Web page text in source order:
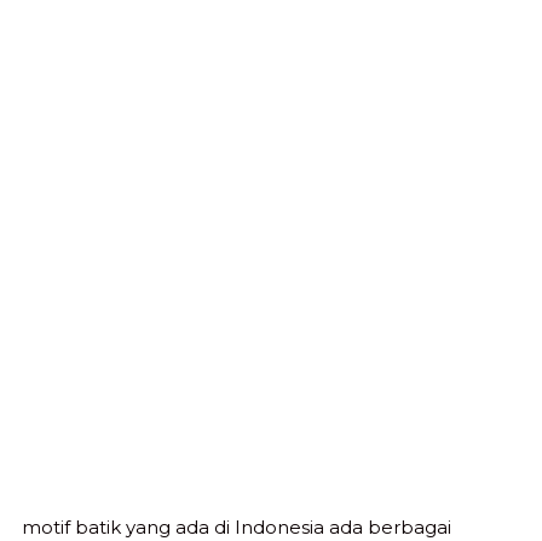
motif batik yang ada di Indonesia ada berbagai